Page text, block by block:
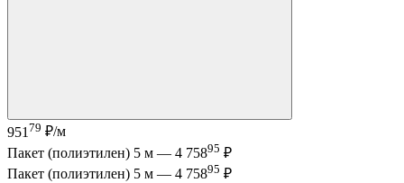
951 79 ₽/м
Пакет (полиэтилен) 5 м — 4 75895 ₽
Пакет (полиэтилен) 5 м — 4 75895 ₽